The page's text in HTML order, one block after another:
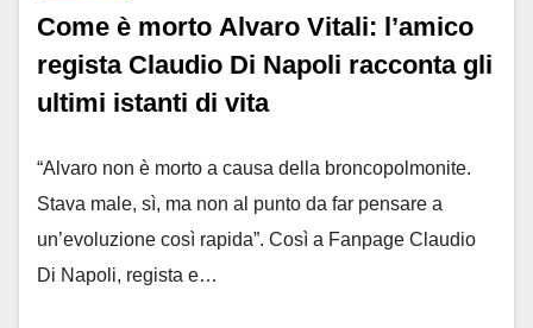
Come è morto Alvaro Vitali: l’amico
regista Claudio Di Napoli racconta gli
ultimi istanti di vita
“Alvaro non è morto a causa della broncopolmonite.
Stava male, sì, ma non al punto da far pensare a
un’evoluzione così rapida”. Così a Fanpage Claudio
Di Napoli, regista e…